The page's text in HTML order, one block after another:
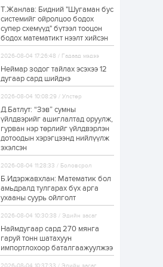
“Хотын дарга сонсож
байна” 150150 тусгай
дугаарыг
наймдугаар сарын
14-нөөс ажиллуулж...
20 цаг 0
“Чингис хаан” олон
улсын нисэх буудал
руу нийтийн тээврийн
автобус 24 цагаар
үйлчилж байна
1 өдөр 1 0
Нийслэлийн
бүртгэл энэ сарын 10-
нд эхэлнэ
1 өдөр 0
16 төрлийн эмийг нэг
худалдан авах
журмыг баталлаа
1 өдөр 0 0
Т.Жанлав: Бидний "Шугаман бус
системийг ойролцоо бодох
супер схемүүд" бүтээл тооцон
бодох математикт нээлт хийсэн
2026-08-04 17:26:48 / Гадаад мэдээ
Неймар зодог тайлах эсэхээ 12
дугаар сард шийднэ
2026-08-04 10:08:29 / Улстөр
Д.Батлут: “Зэв” сумны
үйлдвэрийг ашиглалтад оруулж,
гурван нэр төрлийг үйлдвэрлэн
дотоодын хэрэгцээнд нийлүүлж
эхэлсэн
2026-08-04 11:28:33 / Боловсрол
Б.Идэржавхлан: Математик бол
амьдралд тулгарах бүх арга
ухааны суурь ойлголт
2026-08-04 10:30:38 / Эдийн засаг
Наймдугаар сард 270 мянга
гаруй тонн шатахуун
импортлохоор баталгаажуулжээ